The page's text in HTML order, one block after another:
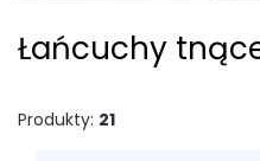
Łańcuchy
Produkty: 21